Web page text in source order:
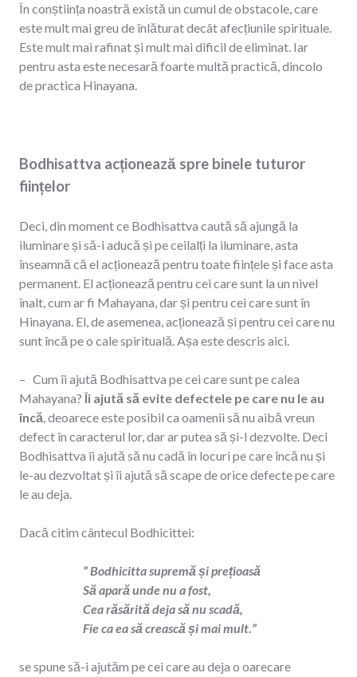
În conștiința noastră există un cumul de obstacole, care
este mult mai greu de înlăturat decât afecțiunile spirituale.
Este mult mai rafinat și mult mai dificil de eliminat. Iar
pentru asta este necesară foarte multă practică, dincolo
de practica Hinayana.
Bodhisattva acționează spre binele tuturor
ființelor
Deci, din moment ce Bodhisattva caută să ajungă la
iluminare și să-i aducă și pe ceilalți la iluminare, asta
înseamnă că el acționează pentru toate ființele și face asta
permanent. El acționează pentru cei care sunt la un nivel
înalt, cum ar fi Mahayana, dar și pentru cei care sunt în
Hinayana. El, de asemenea, acționează și pentru cei care nu
sunt încă pe o cale spirituală. Așa este descris aici.
– Cum îi ajută Bodhisattva pe cei care sunt pe calea
Mahayana?Îi ajută să evite defectele pe care nu le au
încă, deoarece este posibil ca oamenii să nu aibă vreun
defect în caracterul lor, dar ar putea să și-l dezvolte. Deci
Bodhisattva îi ajută să nu cadă în locuri pe care încă nu și
le-au dezvoltat și îi ajută să scape de orice defecte pe care
le au deja.
Dacă citim cântecul Bodhicittei:
” Bodhicitta supremă și prețioasă
Să apară unde nu a fost,
Cea răsărită deja să nu scadă,
Fie ca ea să crească și mai mult.”
se spune să-i ajutăm pe cei care au deja o oarecare